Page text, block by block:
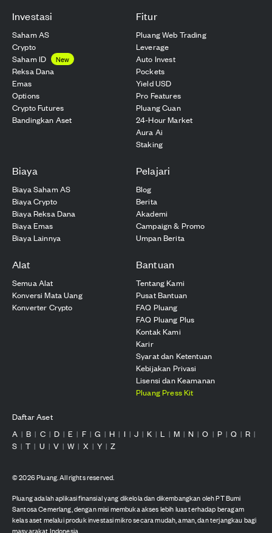
Investasi
Saham AS
Crypto
Saham ID
New
Reksa Dana
Emas
Options
Crypto Futures
Bandingkan Aset
Fitur
Pluang Web Trading
Leverage
Auto Invest
Pockets
Yield USD
Pro Features
Pluang Cuan
24-Hour Market
Aura Ai
Staking
Biaya
Biaya Saham AS
Biaya Crypto
Biaya Reksa Dana
Biaya Emas
Biaya Lainnya
Pelajari
Blog
Berita
Akademi
Campaign & Promo
Umpan Berita
Alat
Semua Alat
Konversi Mata Uang
Konverter Crypto
Bantuan
Tentang Kami
Pusat Bantuan
FAQ Pluang
FAQ Pluang Plus
Kontak Kami
Karir
Syarat dan Ketentuan
Kebijakan Privasi
Lisensi dan Keamanan
Pluang Press Kit
Daftar Aset
A | B | C | D | E | F | G | H | I | J | K | L | M | N | O | P | Q | R |
S | T | U | V | W | X | Y | Z
©2026Pluang. All rights reserved.
Pluang adalah aplikasi finansial yang dikelola dan dikembangkan oleh PT Bumi
Santosa Cemerlang, dengan misi membuka akses lebih luas terhadap beragam
kelas aset melalui produk investasi mikro secara mudah, aman, dan terjangkau bagi
masyarakat Indonesia.